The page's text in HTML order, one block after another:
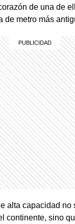
de una de
de metro más
alta capacidad no
continente, sino